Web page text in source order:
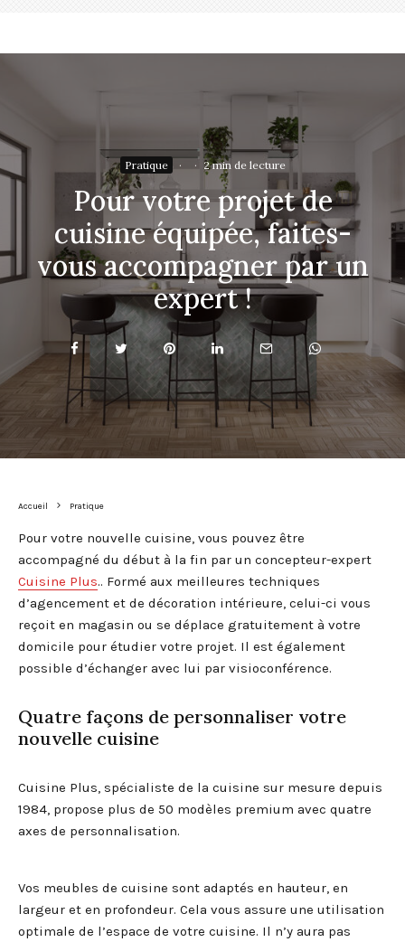
Pratique · · 2 min de lecture
Pour votre projet de
cuisine équipée, faites-
vous accompagner par un
expert !
Accueil Pratique
Pour votre nouvelle cuisine, vous pouvez être
accompagné du début à la fin par un concepteur-expert
Cuisine Plus.. Formé aux meilleures techniques
d’agencement et de décoration intérieure, celui-ci vous
reçoit en magasin ou se déplace gratuitement à votre
domicile pour étudier votre projet. Il est également
possible d’échanger avec lui par visioconférence.
Quatre façons de personnaliser votre
nouvelle cuisine
Cuisine Plus, spécialiste de la cuisine sur mesure depuis
1984, propose plus de 50 modèles premium avec quatre
axes de personnalisation.
Vos meubles de cuisine sont adaptés en hauteur, en
largeur et en profondeur. Cela vous assure une utilisation
optimale de l’espace de votre cuisine. Il n’y aura pas